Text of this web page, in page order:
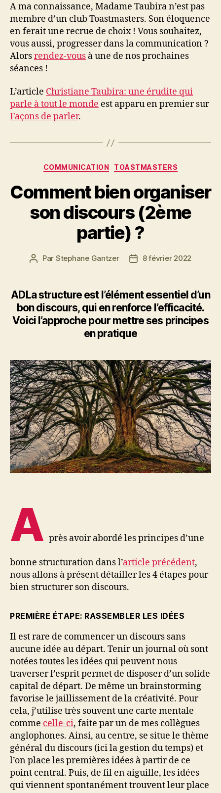
A ma connaissance, Madame Taubira n’est pas
membre d’un club Toastmasters. Son éloquence
en ferait une recrue de choix ! Vous souhaitez,
vous aussi, progresser dans la communication ?
Alorsrendez-vous à une de nos prochaines
séances !
L’article Christiane Taubira: une érudite qui
parle à tout le monde est apparu en premier sur
Façons de parler.
COMMUNICATION TOASTMASTERS
Comment bien organiser
son discours (2ème
partie) ?
Par Stephane Gantzer 8 février 2022
ADLa structure est l’élément essentiel d’un
bon discours, qui en renforce l’efficacité.
Voici l’approche pour mettre ses principes
en pratique
A près avoir abordé les principes d’une
bonne structuration dans l’article précédent,
nous allons à présent détailler les 4 étapes pour
bien structurer son discours.
PREMIÈRE ÉTAPE: RASSEMBLER LES IDÉES
Il est rare de commencer un discours sans
aucune idée au départ. Tenir un journal où sont
notées toutes les idées qui peuvent nous
traverser l’esprit permet de disposer d’un solide
capital de départ. De même un brainstorming
favorise le jaillissement de la créativité. Pour
cela, j’utilise très souvent une carte mentale
comme celle-ci, faite par un de mes collègues
anglophones. Ainsi, au centre, se situe le thème
général du discours (ici la gestion du temps) et
l’on place les premières idées à partir de ce
point central. Puis, de fil en aiguille, les idées
qui viennent spontanément trouvent leur place